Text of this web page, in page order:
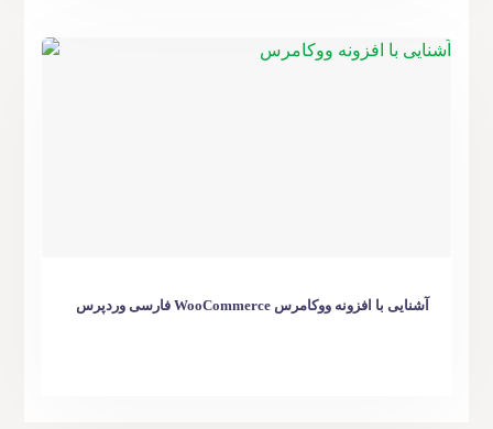
آشنایی با افزونه ووکامرس WooCommerce فارسی وردپرس